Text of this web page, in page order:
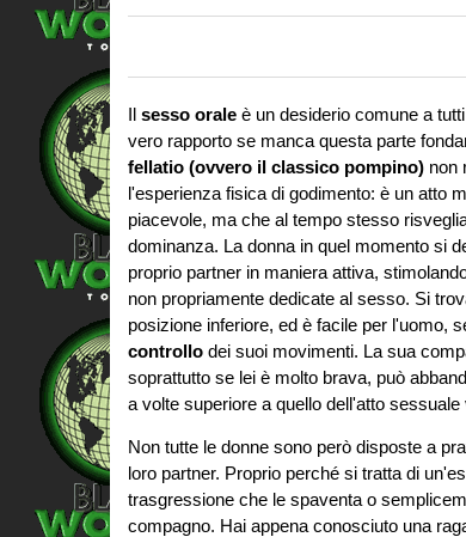
Il sesso orale è un desiderio comune a
vero rapporto se manca questa parte
fellatio (ovvero il classico pompino) non
l'esperienza fisica di godimento: è un atto
piacevole, ma che al tempo stesso
dominanza. La donna in quel momento si
proprio partner in maniera attiva,
non propriamente dedicate al sesso. Si
posizione inferiore, ed è facile per l'uomo,
controllo dei suoi movimenti. La sua
soprattutto se lei è molto brava, può
a volte superiore a quello dell'atto sessuale
Non tutte le donne sono però disposte a
loro partner. Proprio perché si tratta di
trasgressione che le spaventa o
compagno. Hai appena conosciuto una